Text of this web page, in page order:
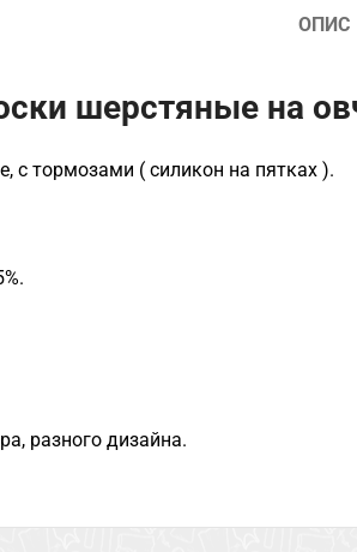
ОПИС
шерстяные на
с тормозами ( силикон на пятках ).
разного дизайна.